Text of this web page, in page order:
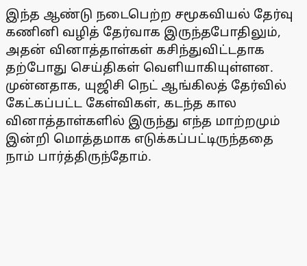
இந்த ஆண்டு நடைபெற்ற சமூகவியல் தேர்வு
கணினி வழித் தேர்வாக இருந்தபோதிலும்,
அதன் வினாத்தாள்கள் கசிந்துவிட்டதாக
தற்போது செய்திகள் வெளியாகியுள்ளன.
முன்னதாக, யுஜிசி நெட் ஆங்கிலத் தேர்வில்
கேட்கப்பட்ட கேள்விகள், கடந்த கால
வினாத்தாள்களில் இருந்து எந்த மாற்றமும்
இன்றி மொத்தமாக எடுக்கப்பட்டிருந்ததை
நாம் பார்த்திருந்தோம்.